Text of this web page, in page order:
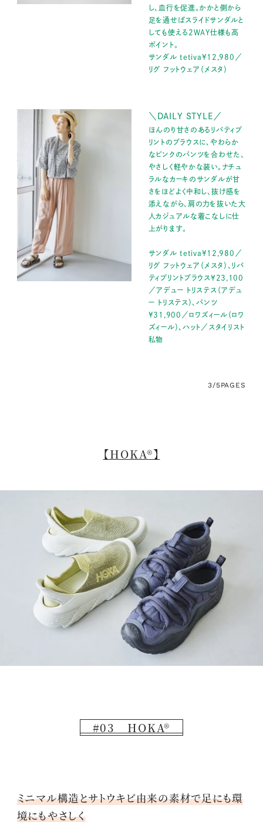
し、血行を促進。かかと側から
足を通せばスライドサンダルと
しても使える2WAY仕様も高
ポイント。
サンダル tetiva¥12,980／
リグ フットウェア（メスタ）
＼DAILY STYLE／
ほんのり甘さのあるリバティプ
リントのブラウスに、やわらか
なピンクのパンツを合わせた、
やさしく軽やかな装い。ナチュ
ラルなカーキのサンダルが甘
さをほどよく中和し、抜け感を
添えながら、肩の力を抜いた大
人カジュアルな着こなしに仕
上がります。
サンダル tetiva¥12,980／
リグ フットウェア（メスタ）、リバ
ティプリントブラウス¥23,100
／アデュー トリステス（アデュ
ー トリステス）、パンツ
¥31,900／ロワズィール（ロワ
ズィール）、ハット／スタイリスト
私物
3/5PAGES
【HOKA®】
#03 HOKA®
ミニマル構造とサトウキビ由来の素材で足にも環
境にもやさしく